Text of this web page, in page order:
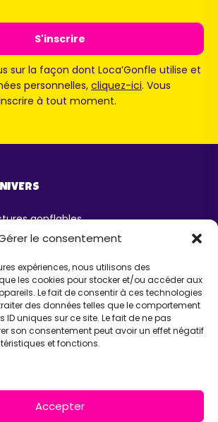
le consentement
expériences, nous utilisons des
les cookies pour stocker et/ou accéder aux
Le fait de consentir à ces technologies
des données telles que le comportement
uniques sur ce site. Le fait de ne pas
son consentement peut avoir un effet négatif
et fonctions.
Accepter
sur la façon dont Loca’Gonfle utilise et
personnelles, cliquez-ici. Vous
à tout moment.
gonflables
XXL Colmar
RODOLPHE, 68840 PULVERSHEIM